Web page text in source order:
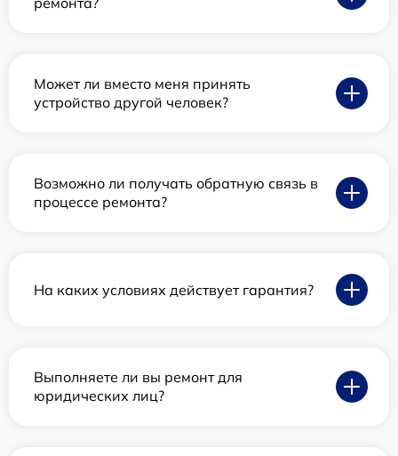
Может ли вместо меня принять
устройство другой человек?
Возможно ли получать обратную связь в
процессе ремонта?
На каких условиях действует гарантия?
Выполняете ли вы ремонт для
юридических лиц?